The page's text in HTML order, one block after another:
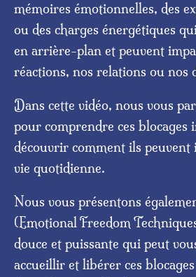
mémoires émotionnelles, des
ou des charges énergétiques
en arrière-plan et peuvent
réactions, nos relations ou nos
Dans cette vidéo, nous vous
pour comprendre ces blocages
découvrir comment ils
vie quotidienne.
Nous vous présentons
(Emotional Freedom
douce et puissante qui peut
accueillir et libérer ces